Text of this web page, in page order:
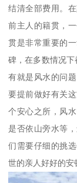
结清全部费用。
前主人的籍贯，
贯是非常重要的
碑，在多数情况下
有就是风水的问
要提前做好有关
个安心之所，风
是否依山旁水等
们需要仔细的挑
世的亲人好好的安